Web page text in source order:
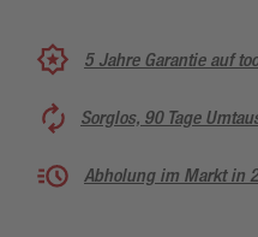
5 Jahre Garantie auf
Sorglos, 90 Tage
Abholung im Markt in